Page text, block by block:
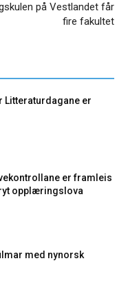
på Vestlandet får
fire fakultet
Litteraturdagane er
er framleis
opplæringslova
med nynorsk